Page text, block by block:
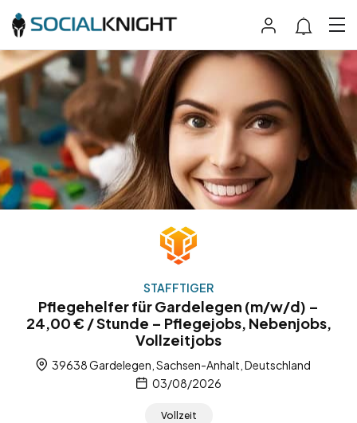
STAFFTIGER
Pflegehelfer für Gardelegen (m/w/d) –
24,00 € / Stunde – Pflegejobs, Nebenjobs,
Vollzeitjobs
39638 Gardelegen, Sachsen-Anhalt, Deutschland
03/08/2026
Vollzeit